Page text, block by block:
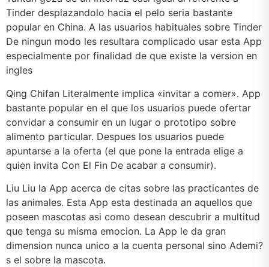
Tinder desplazandolo hacia el pelo seri­a bastante
popular en China. A las usuarios habituales sobre Tinder
De ningun modo les resultara complicado usar esta App
especialmente por finalidad de que existe la version en
ingles
Qing Chifan Literalmente implica «invitar a comer». App
bastante popular en el que los usuarios puede ofertar
convidar a consumir en un lugar o prototipo sobre
alimento particular. Despues los usuarios puede
apuntarse a la oferta (el que pone la entrada elige a
quien invita Con El Fin De acabar a consumir).
Liu Liu la App acerca de citas sobre las practicantes de
las animales. Esta App esta destinada an aquellos que
poseen mascotas asi­ como desean descubrir a multitud
que tenga su misma emocion. La App le da gran
dimension nunca unico a la cuenta personal sino Ademi?
s el sobre la mascota.